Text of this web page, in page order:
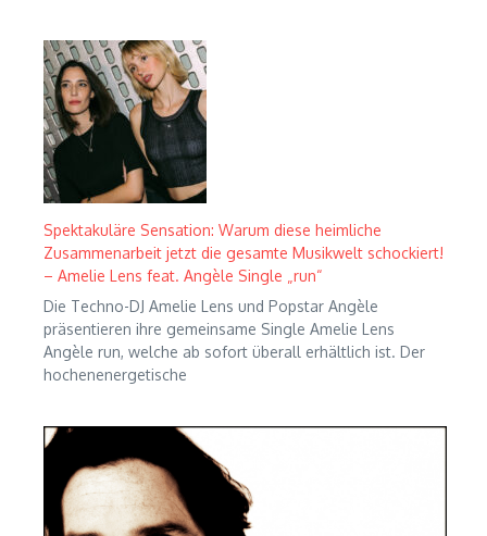
Spektakuläre Sensation: Warum diese heimliche
Zusammenarbeit jetzt die gesamte Musikwelt schockiert!
– Amelie Lens feat. Angèle Single „run“
Die Techno-DJ Amelie Lens und Popstar Angèle
präsentieren ihre gemeinsame Single Amelie Lens
Angèle run, welche ab sofort überall erhältlich ist. Der
hochenenergetische